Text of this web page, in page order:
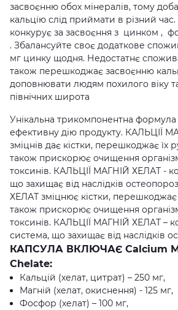
засвоєнню обох мінералів, тому
кальцію слід приймати в різний
конкурує за засвоєння з цинком ,
. Збалансуйте своє додаткове
мг цинку щодня. Недостатнє
також перешкоджає засвоєнню
доповнювати людям похилого віку
північних широта
Унікальна трикомпонентна формула
ефективну дію продукту. КАЛЬЦІЇ
зміцнів дає кістки, перешкоджає їх
також прискорює очищення
токсинів. КАЛЬЦІЇ МАГНІЙ ХЕЛАТ -
що захищає від наслідків
ХЕЛАТ зміцнює кістки, перешкоджає
також прискорює очищення
токсинів. КАЛЬЦІЇ МАГНІЙ ХЕЛАТ –
система, що захищає від наслідків
КАПСУЛА ВКЛЮЧАЄ Calcium
Chelate:
Кальцій (хелат, цитрат) – 250 мг,
Магній (хелат, окиснення) - 125 мг,
Фосфор (хелат) – 100 мг,